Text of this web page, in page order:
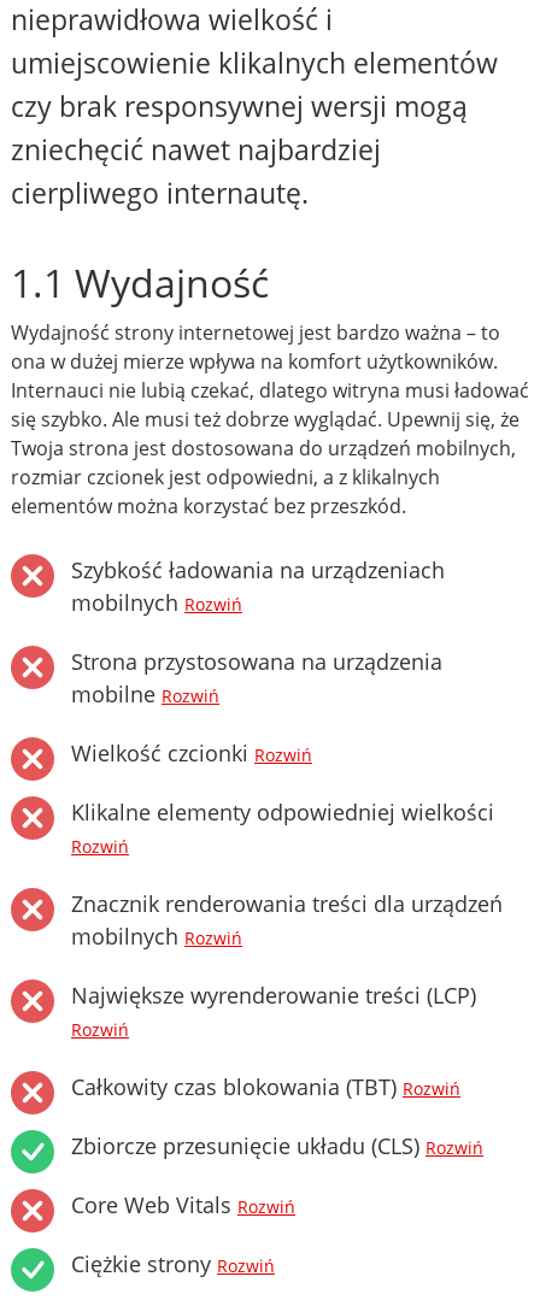
nieprawidłowa wielkość i
umiejscowienie klikalnych elementów
czy brak responsywnej wersji mogą
zniechęcić nawet najbardziej
cierpliwego internautę.
1.1 Wydajność
Wydajność strony internetowej jest bardzo ważna – to
ona w dużej mierze wpływa na komfort użytkowników.
Internauci nie lubią czekać, dlatego witryna musi ładować
się szybko. Ale musi też dobrze wyglądać. Upewnij się, że
Twoja strona jest dostosowana do urządzeń mobilnych,
rozmiar czcionek jest odpowiedni, a z klikalnych
elementów można korzystać bez przeszkód.
Szybkość ładowania na urządzeniach
mobilnych Rozwiń
Strona przystosowana na urządzenia
mobilne Rozwiń
Wielkość czcionki Rozwiń
Klikalne elementy odpowiedniej wielkości
Rozwiń
Znacznik renderowania treści dla urządzeń
mobilnych Rozwiń
Największe wyrenderowanie treści (LCP)
Rozwiń
Całkowity czas blokowania (TBT) Rozwiń
Zbiorcze przesunięcie układu (CLS) Rozwiń
Core Web Vitals Rozwiń
Ciężkie strony Rozwiń